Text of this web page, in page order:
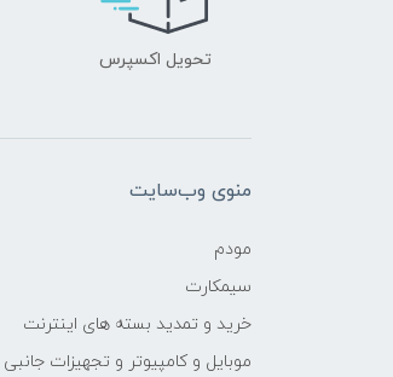
تحویل اکسپرس
منوی وب‌سایت
مودم
سیمکارت
خرید و تمدید بسته های اینترنت
موبایل و کامپیوتر و تجهیزات جانبی